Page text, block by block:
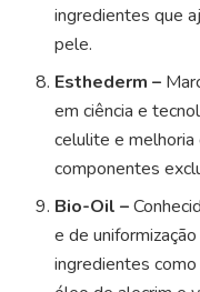
ingredientes que
pele.
Esthederm –
em ciência e
celulite e
componentes
Bio-Oil –
e de
ingredientes